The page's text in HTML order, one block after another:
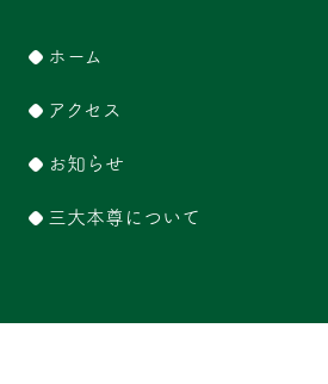
ホーム
アクセス
お知らせ
三大本尊について